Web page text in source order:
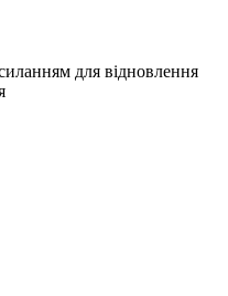
для відновлення